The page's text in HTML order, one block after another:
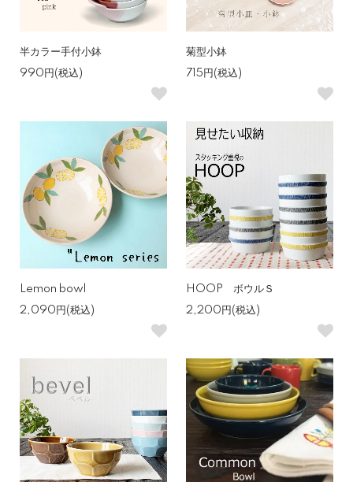
半カラー手付小鉢
990円(税込)
菊型小鉢
715円(税込)
Lemon bowl
2,090円(税込)
HOOP ボウルＳ
2,200円(税込)